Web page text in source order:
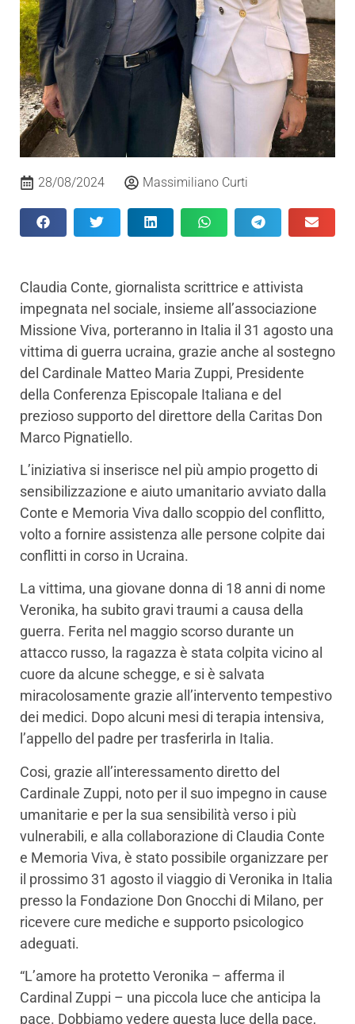
28/08/2024 Massimiliano Curti
Claudia Conte, giornalista scrittrice e attivista
impegnata nel sociale, insieme all’associazione
Missione Viva, porteranno in Italia il 31 agosto una
vittima di guerra ucraina, grazie anche al sostegno
del Cardinale Matteo Maria Zuppi, Presidente
della Conferenza Episcopale Italiana e del
prezioso supporto del direttore della Caritas Don
Marco Pignatiello.
L’iniziativa si inserisce nel più ampio progetto di
sensibilizzazione e aiuto umanitario avviato dalla
Conte e Memoria Viva dallo scoppio del conflitto,
volto a fornire assistenza alle persone colpite dai
conflitti in corso in Ucraina.
La vittima, una giovane donna di 18 anni di nome
Veronika, ha subito gravi traumi a causa della
guerra. Ferita nel maggio scorso durante un
attacco russo, la ragazza è stata colpita vicino al
cuore da alcune schegge, e si è salvata
miracolosamente grazie all’intervento tempestivo
dei medici. Dopo alcuni mesi di terapia intensiva,
l’appello del padre per trasferirla in Italia.
Cosi, grazie all’interessamento diretto del
Cardinale Zuppi, noto per il suo impegno in cause
umanitarie e per la sua sensibilità verso i più
vulnerabili, e alla collaborazione di Claudia Conte
e Memoria Viva, è stato possibile organizzare per
il prossimo 31 agosto il viaggio di Veronika in Italia
presso la Fondazione Don Gnocchi di Milano, per
ricevere cure mediche e supporto psicologico
adeguati.
“L’amore ha protetto Veronika – afferma il
Cardinal Zuppi – una piccola luce che anticipa la
pace. Dobbiamo vedere questa luce della pace,